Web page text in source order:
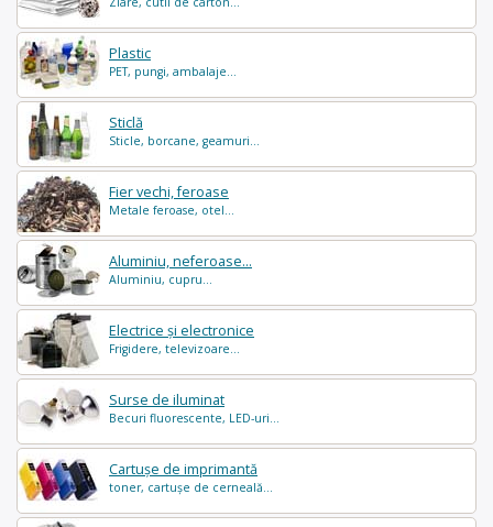
Plastic
PET, pungi, ambalaje...
Sticlă
Sticle, borcane, geamuri...
Fier vechi, feroase
Metale feroase, otel...
Aluminiu, neferoase...
Aluminiu, cupru...
Electrice și electronice
Frigidere, televizoare...
Surse de iluminat
Becuri fluorescente, LED-uri...
Cartușe de imprimantă
toner, cartușe de cerneală...